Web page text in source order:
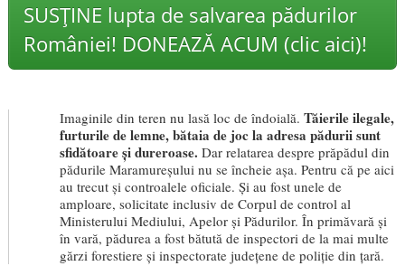
SUSȚINE lupta de salvarea pădurilor
României! DONEAZĂ ACUM (clic aici)!
Imaginile din teren nu lasă loc de îndoială.Tăierile ilegale,
furturile de lemne, bătaia de joc la adresa pădurii sunt
sfidătoare și dureroase. Dar relatarea despre prăpădul din
pădurile Maramureșului nu se încheie așa. Pentru că pe aici
au trecut și controalele oficiale. Și au fost unele de
amploare, solicitate inclusiv de Corpul de control al
Ministerului Mediului, Apelor și Pădurilor. În primăvară și
în vară, pădurea a fost bătută de inspectori de la mai multe
gărzi forestiere și inspectorate județene de poliție din țară.